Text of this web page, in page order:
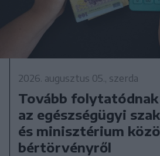
2026. augusztus 05., szerda
Tovább
az egészségügyi
és minisztérium
bértörvényről